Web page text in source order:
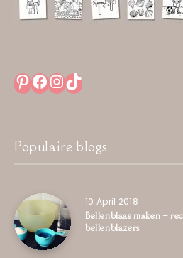
Pinterest
Facebook
Instagram
TikTok
Populaire blogs
10 April 2018
Bellenblaas maken –
bellenblazers